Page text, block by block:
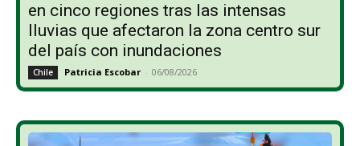
en cinco regiones tras las intensas
lluvias que afectaron la zona centro sur
del país con inundaciones
Chile Patricia Escobar - 06/08/2026